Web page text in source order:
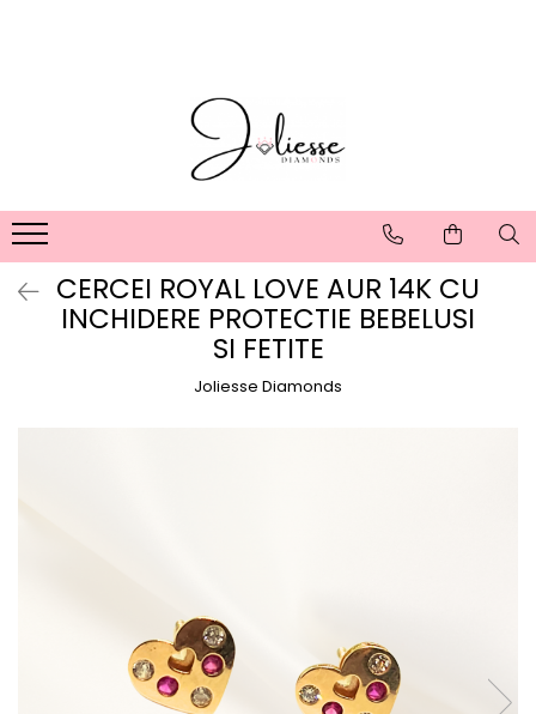
Cadouri de absolvire
Cadouri pentru Ea
Cadouri pentru El
Bijuterii cu diamante naturale
Coliere Pietre Naturale
CERCEI ROYAL LOVE AUR 14K CU
INCHIDERE PROTECTIE BEBELUSI
SI FETITE
Joliesse Diamonds